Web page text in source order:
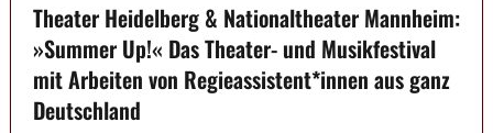
Theater Heidelberg & Nationaltheater Mannheim:
»Summer Up!« Das Theater- und Musikfestival
mit Arbeiten von Regieassistent*innen aus ganz
Deutschland